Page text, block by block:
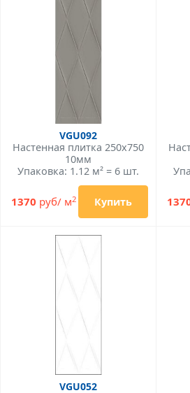
VGU092
Настенная плитка 250x750
10мм
Упаковка: 1.12 м² = 6 шт.
1370 руб/ м2 Купить
VGU052